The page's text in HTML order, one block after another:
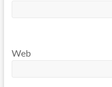
Web